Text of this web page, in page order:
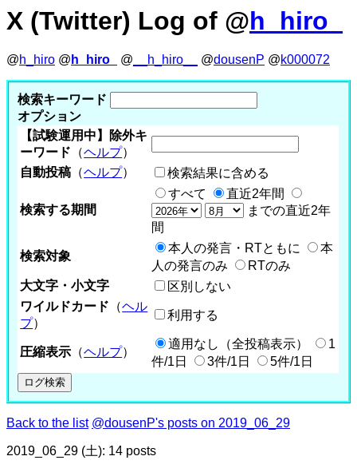
X (Twitter) Log of @h_hiro_
@h_hiro @ h_hiro_ @ __h_hiro__ @dousenP @k000072
検索キーワード
オプション
【試験運用中】除外キ
ーワード （ヘルプ）
自動投稿 （ヘルプ） 検索結果に含める
検索する期間
すべて
直近2年間
までの直近2年
間
検索対象
本人の発言・RTともに
本
人の発言のみ
RTのみ
大文字・小文字
区別しない
ワイルドカード （ヘル
プ）
利用する
圧縮表示 （ヘルプ）
適用なし（全投稿表示）
1
件/1日
3件/1日 5件/1日
Back to the list @dousenP's posts on 2019_06_29
2019_06_29 (土): 14 posts